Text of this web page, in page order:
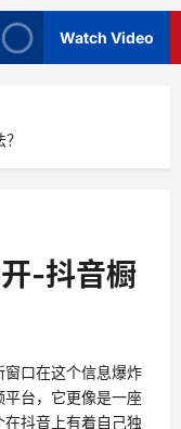
Watch Video
-抖音橱
口在这个信息爆炸
台，它更像是一座
抖音上有着自己独